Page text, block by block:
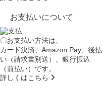
お支払いについて
〇お支払い方法は、
カード決済、Amazon Pay、後払
い（請求書別送）、銀行振込
（前払い）です。
詳しくはこちら